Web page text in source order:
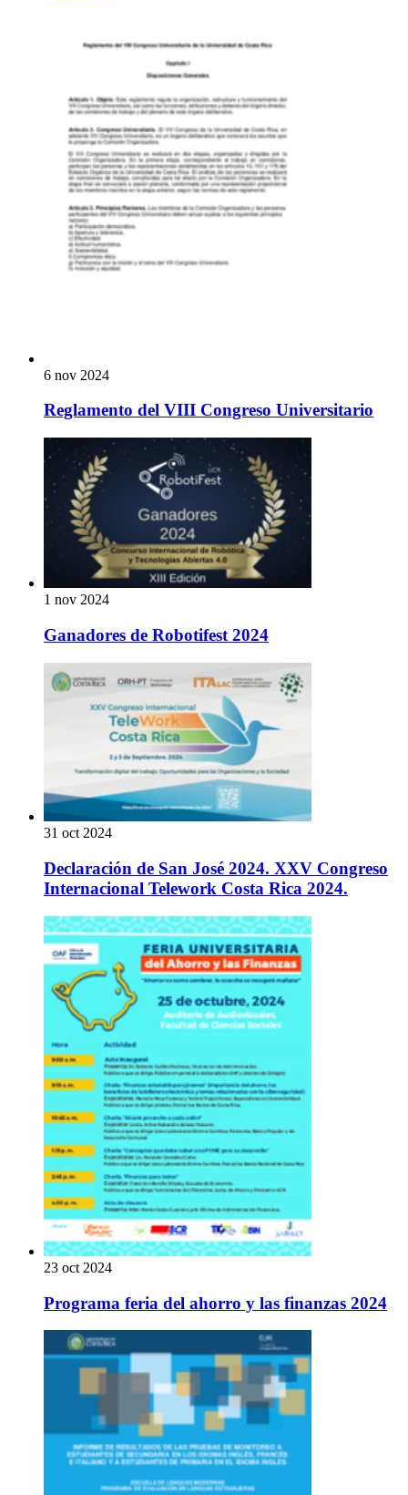
6 nov 2024
Reglamento del VIII Congreso Universitario
1 nov 2024
Ganadores de Robotifest 2024
31 oct 2024
Declaración de San José 2024. XXV Congreso
Internacional Telework Costa Rica 2024.
23 oct 2024
Programa feria del ahorro y las finanzas 2024